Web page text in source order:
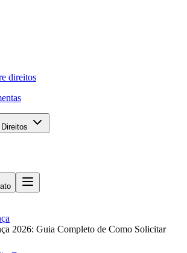
direitos
2026: Guia Completo de Como Solicitar